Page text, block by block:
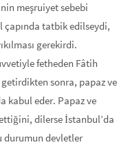
meşruiyet sebebi
tatbik edilseydi,
gerekirdi.
fetheden Fâtih
sonra, papaz ve
kabul eder. Papaz ve
dilerse İstanbul’da
durumun devletler